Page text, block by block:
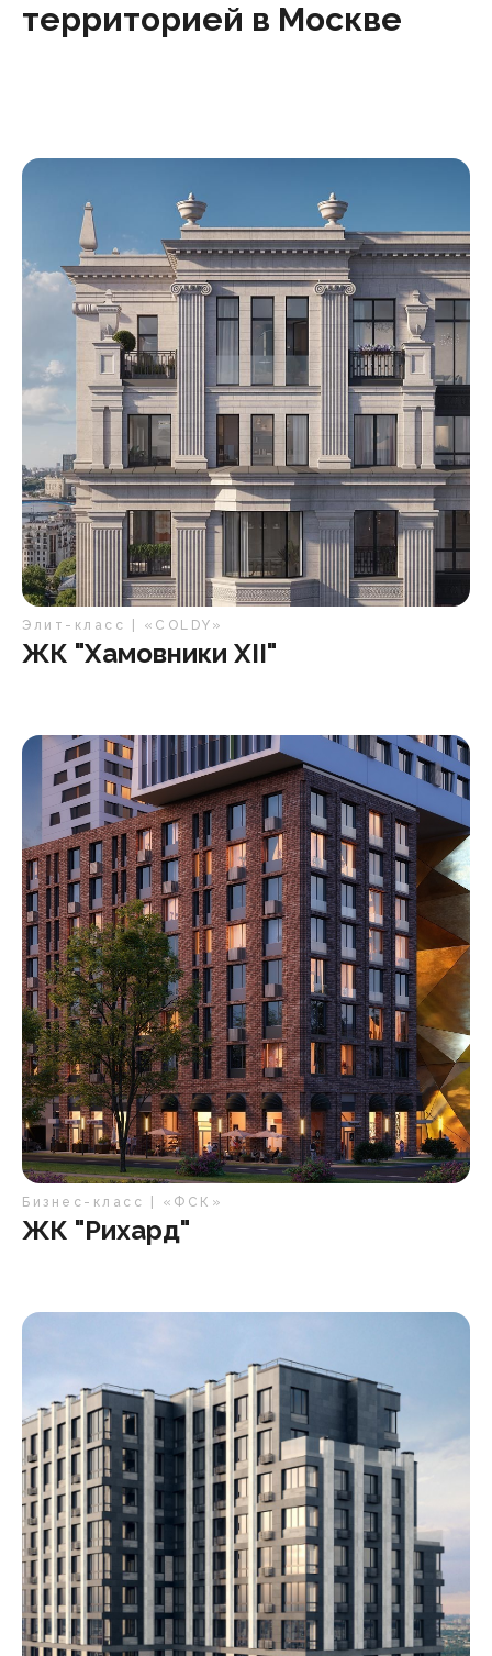
территорией в Москве
Элит-класс | «COLDY»
ЖК "Хамовники XII"
Бизнес-класс | «ФСК»
ЖК "Рихард"